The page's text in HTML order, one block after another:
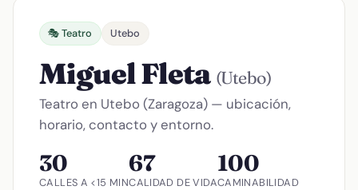
🎭 Teatro Utebo
Miguel Fleta (Utebo)
Teatro en Utebo (Zaragoza) — ubicación,
horario, contacto y entorno.
30
CALLES A <15 MIN
67
CALIDAD DE VIDA
100
CAMINABILIDAD